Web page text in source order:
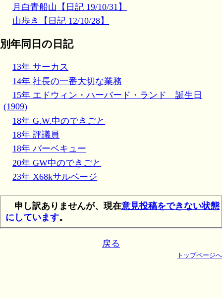
月白青船山【日記 19/10/31】
山歩き【日記 12/10/28】
別年同日の日記
13年 サーカス
14年 社長の一番大切な業務
15年 エドウィン・ハーバード・ランド 誕生日
(1909)
18年 G.W.中のできごと
18年 評議員
18年 バーベキュー
20年 GW中のできごと
23年 X68kサルベージ
申し訳ありませんが、現在意見投稿をできない状態
にしています。
戻る
トップページへ